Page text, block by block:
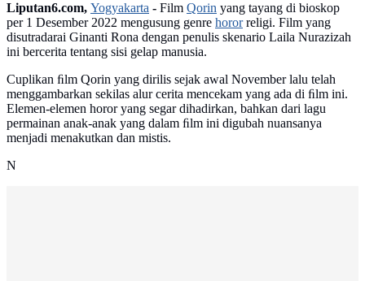
Liputan6.com, Yogyakarta - Film Qorin yang tayang di bioskop
per 1 Desember 2022 mengusung genre hororreligi. Film yang
disutradarai Ginanti Rona dengan penulis skenario Laila Nurazizah
ini bercerita tentang sisi gelap manusia.
Cuplikan ﬁlm Qorin yang dirilis sejak awal November lalu telah
menggambarkan sekilas alur cerita mencekam yang ada di ﬁlm ini.
Elemen-elemen horor yang segar dihadirkan, bahkan dari lagu
permainan anak-anak yang dalam ﬁlm ini digubah nuansanya
menjadi menakutkan dan mistis.
N